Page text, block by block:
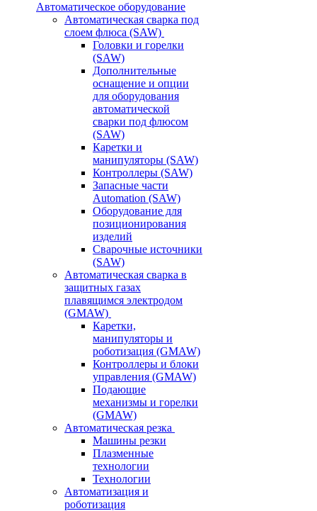
Автоматическое оборудование
Автоматическая сварка под
слоем флюса (SAW)
Головки и горелки
(SAW)
Дополнительные
оснащение и опции
для оборудования
автоматической
сварки под флюсом
(SAW)
Каретки и
манипуляторы (SAW)
Контроллеры (SAW)
Запасные части
Automation (SAW)
Оборудование для
позиционирования
изделий
Сварочные источники
(SAW)
Автоматическая сварка в
защитных газах
плавящимся электродом
(GMAW)
Каретки,
манипуляторы и
роботизация (GMAW)
Контроллеры и блоки
управления (GMAW)
Подающие
механизмы и горелки
(GMAW)
Автоматическая резка
Машины резки
Плазменные
технологии
Технологии
Автоматизация и
роботизация